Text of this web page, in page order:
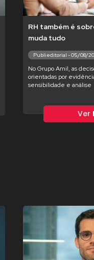
RH também é
muda tudo
Publieditorial - 05/08/
No Grupo Amil, as
orientadas por
sensibilidade e análise
Ver